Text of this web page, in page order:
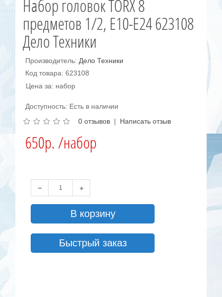
Набор головок TORX 8
предметов 1/2, Е10-Е24 623108
Дело Техники
Производитель: Дело Техники
Код товара: 623108
Цена за: набор
Доступность: Есть в наличии
0 отзывов | Написать отзыв
650р. /набор
В корзину
Быстрый заказ